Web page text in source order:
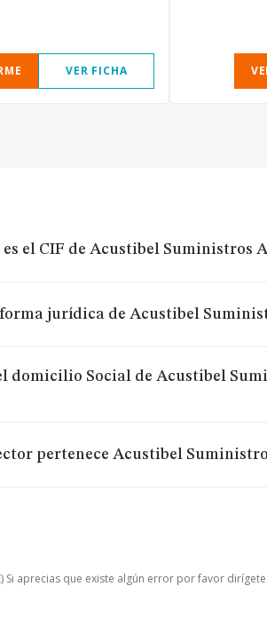
VER FICHA
es el CIF de Acustibel Suministros
forma jurídica de Acustibel
domicilio Social de Acustibel
pertenece Acustibel
Si aprecias que existe algún error por favor